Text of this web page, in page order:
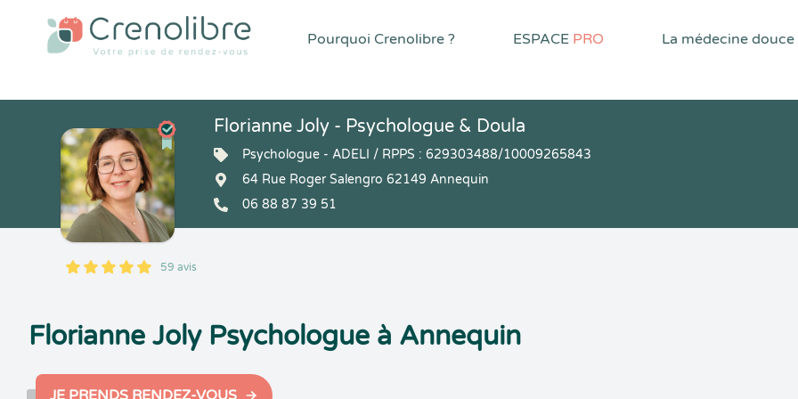
Pourquoi Crenolibre ? ESPACE PRO La médecine douce
5
1
5
59 59 avis
Florianne Joly - Psychologue & Doula
Psychologue - ADELI / RPPS : 629303488/10009265843
64 Rue Roger Salengro 62149 Annequin
06 88 87 39 51
Florianne Joly Psychologue à Annequin
JE PRENDS RENDEZ-VOUS